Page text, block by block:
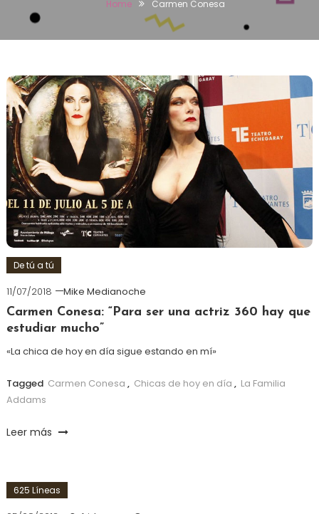
Home Carmen Conesa
De tú a tú
11/07/2018
Mike Medianoche
Carmen Conesa: “Para ser una actriz 360 hay que
estudiar mucho”
«La chica de hoy en día sigue estando en mí»
Tagged Carmen Conesa , Chicas de hoy en día , La Familia
Addams
Leer más
625 Líneas